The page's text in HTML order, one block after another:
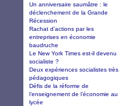
Un anniversaire saumâtre : le
déclenchement de la Grande
Récession
Rachat d’actions par les
entreprises en économie
baudruche
Le New York Times est-il devenu
socialiste ?
Deux expériences socialistes très
pédagogiques
Défis de la réforme de
l’enseignement de l’économie au
lycée